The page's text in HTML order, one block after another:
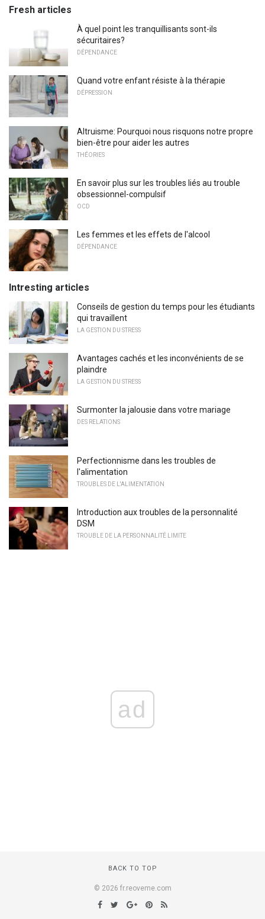
Fresh articles
À quel point les tranquillisants sont-ils
sécuritaires?
DÉPENDANCE
Quand votre enfant résiste à la thérapie
DÉPRESSION
Altruisme: Pourquoi nous risquons notre propre
bien-être pour aider les autres
THÉORIES
En savoir plus sur les troubles liés au trouble
obsessionnel-compulsif
OCD
Les femmes et les effets de l'alcool
DÉPENDANCE
Intresting articles
Conseils de gestion du temps pour les étudiants
qui travaillent
LA GESTION DU STRESS
Avantages cachés et les inconvénients de se
plaindre
LA GESTION DU STRESS
Surmonter la jalousie dans votre mariage
DES RELATIONS
Perfectionnisme dans les troubles de
l'alimentation
TROUBLES DE L'ALIMENTATION
Introduction aux troubles de la personnalité
DSM
TROUBLE DE LA PERSONNALITÉ LIMITE
ad
BACK TO TOP
© 2026 fr.reoveme.com